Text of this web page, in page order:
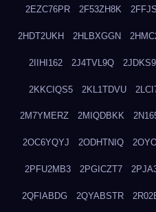
2EZC76PR 2F53ZH8K
2HDT2UKH 2HLBXGGN
2IIHI162 2J4TVL9Q
2KKCIQS5 2KL1TDVU
2M7YMERZ 2MIQDBKK
2OC6YQYJ 2ODHTNIQ
2PFU2MB3 2PGICZT7
2QFIABDG 2QYABSTR